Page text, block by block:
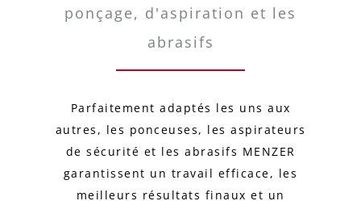
ponçage, d'aspiration et les
abrasifs
Parfaitement adaptés les uns aux
autres, les ponceuses, les aspirateurs
de sécurité et les abrasifs MENZER
garantissent un travail efficace, les
meilleurs résultats finaux et un